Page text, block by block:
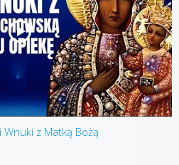
z Matką Bożą